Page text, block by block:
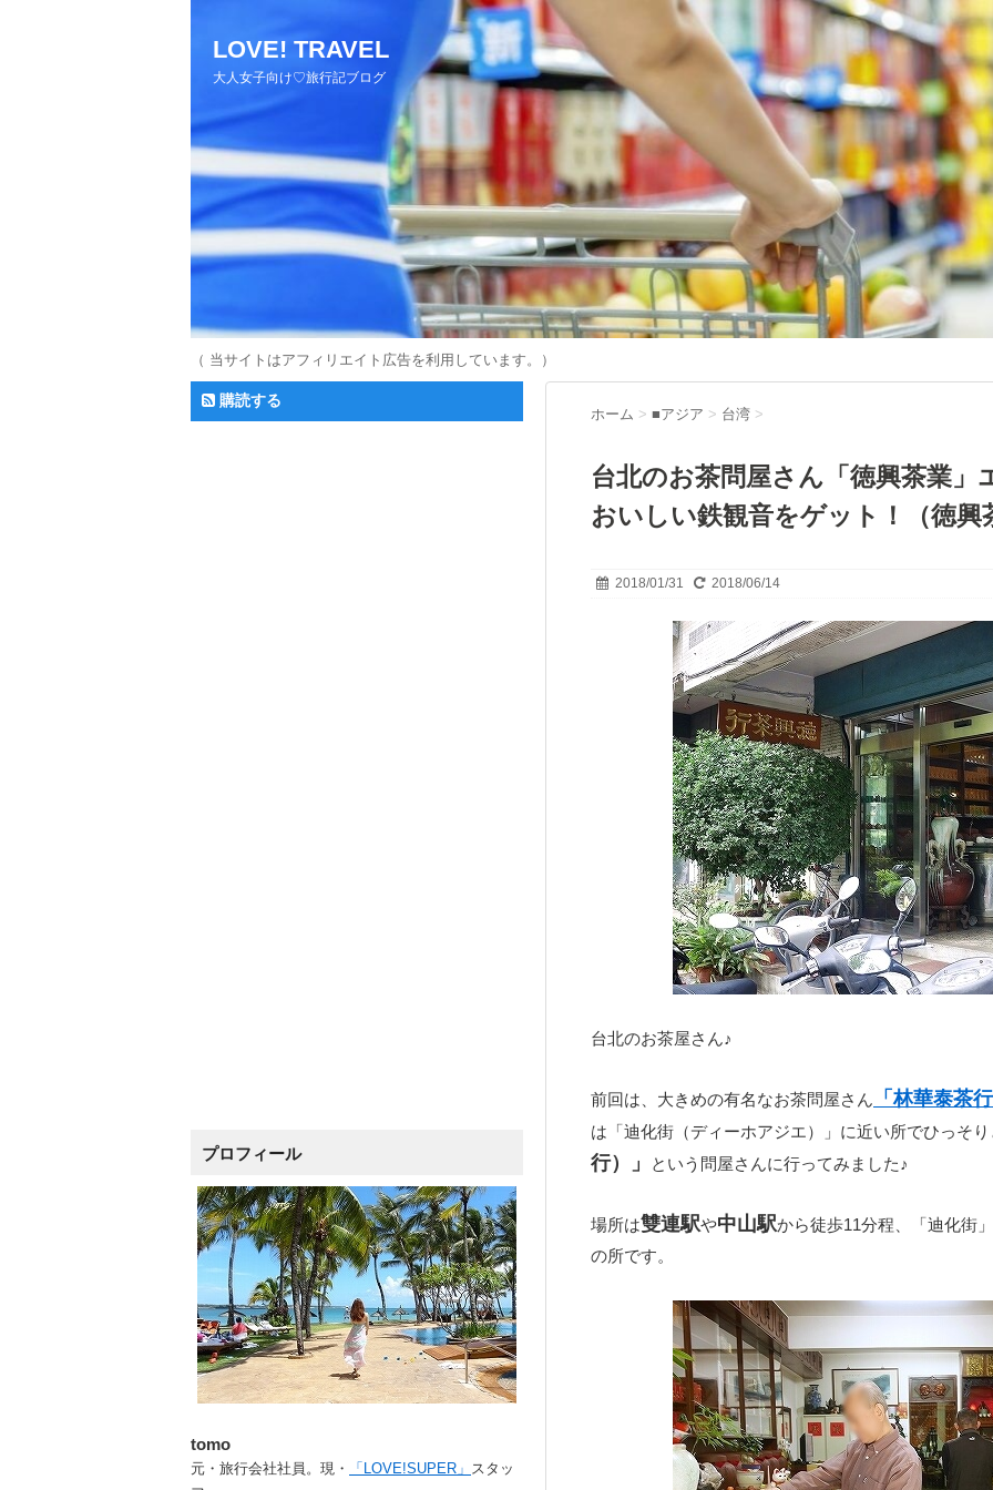
LOVE! TRAVEL
大人女子向け♡旅行記ブログ
（ 当サイトはアフィリエイト広告を利用しています。）
ホーム > ■アジア > 台湾 >
台北のお茶問屋さん「徳興茶業」
おいしい鉄観音をゲット！（徳興
2018/01/31 2018/06/14
台北のお茶屋さん♪
前回は、大きめの有名なお茶問屋さん 「林華泰茶
は「迪化街（ディーホアジエ）」に近い所でひっそ
行）」 という問屋さんに行ってみました♪
場所は雙連駅や中山駅から徒歩11分程、「迪化街
の所です。
購読する
プロフィール
tomo
元・旅行会社社員。現・ 「LOVE!SUPER」 スタッ